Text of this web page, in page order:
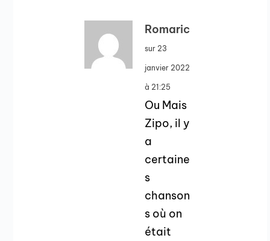
Romaric
sur 23
janvier 2022
à 21:25
Ou Mais
Zipo, il y
a
certaine
s
chanson
s où on
était